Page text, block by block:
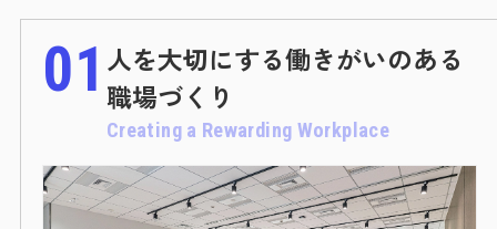
01 人を大切にする働きがいのある
職場づくり
Creating a Rewarding Workplace